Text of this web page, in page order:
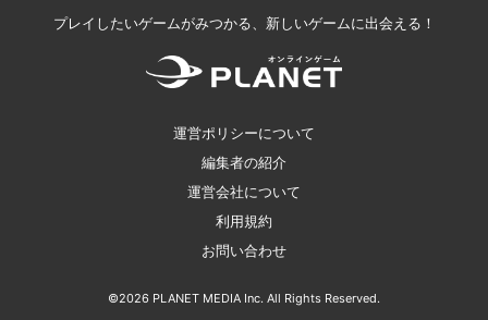
プレイしたいゲームがみつかる、新しいゲームに出会える！
運営ポリシーについて
編集者の紹介
運営会社について
利用規約
お問い合わせ
©2026 PLANET MEDIA Inc. All Rights Reserved.